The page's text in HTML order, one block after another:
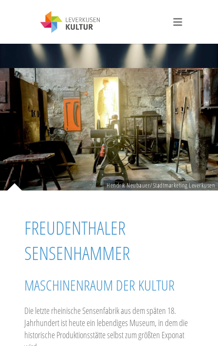
Hendrik Neubauer/Stadtmarketing Leverkusen
FREUDENTHALER
SENSENHAMMER
MASCHINENRAUM DER KULTUR
Die letzte rheinische Sensenfabrik aus dem späten 18.
Jahrhundert ist heute ein lebendiges Museum, in dem die
historische Produktionsstätte selbst zum größten Exponat